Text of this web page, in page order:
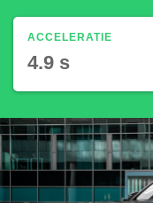
ACCELERATIE
4.9 s